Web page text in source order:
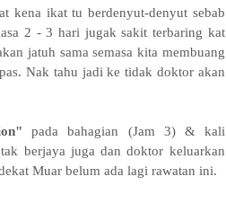
kena ikat tu berdenyut-denyut sebab
2 - 3 hari jugak sakit terbaring kat
jatuh sama semasa kita membuang
Nak tahu jadi ke tidak doktor akan
pada bahagian (Jam 3) & kali
berjaya juga dan doktor keluarkan
Muar belum ada lagi rawatan ini.